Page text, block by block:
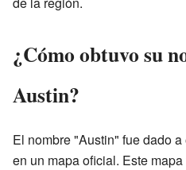
¿Cómo obtuvo su
Austin?
El nombre "Austin" fue dado
en un mapa oficial. Este